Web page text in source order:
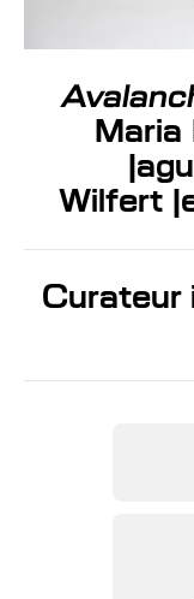
Maria
Wilfert
Curateur